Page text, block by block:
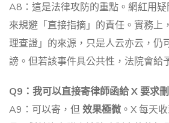
A8：這是法律攻防的重點。網紅用疑
來規避「直接指摘」的責任。實務上
理查證」的來源，只是人云亦云，仍
謗。但若該事件具公共性，法院會給
Q9：我可以直接寄律師函給 X 要求
A9：可以寄，但效果極微 。X 每天